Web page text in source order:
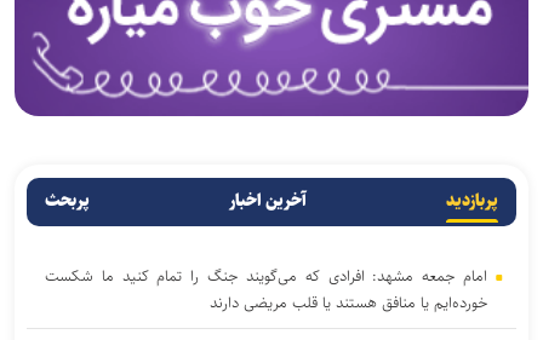
پربازدید آخرین اخبار پربحث
امام جمعه مشهد: افرادی که می‌گویند جنگ را تمام کنید ما شکست
خورده‌ایم یا منافق هستند یا قلب مریضی دارند